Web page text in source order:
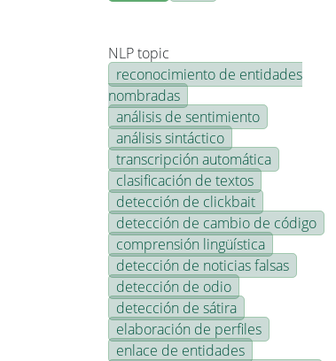
NLP topic
reconocimiento de entidades
nombradas
análisis de sentimiento
análisis sintáctico
transcripción automática
clasificación de textos
detección de clickbait
detección de cambio de código
comprensión lingüística
detección de noticias falsas
detección de odio
detección de sátira
elaboración de perfiles
enlace de entidades